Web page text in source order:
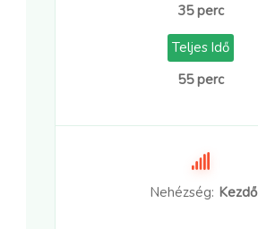
35 perc
Teljes Idő
55 perc
Nehézség: Kezdő